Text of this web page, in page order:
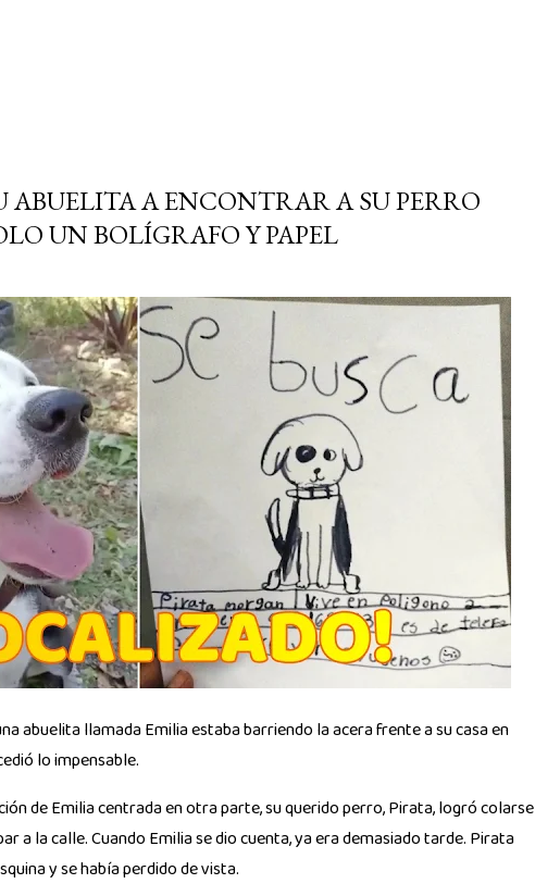
ABUELITA A ENCONTRAR A SU PERRO
UN BOLÍGRAFO Y PAPEL
abuelita llamada Emilia estaba barriendo la acera frente a su casa en
lo impensable.
de Emilia centrada en otra parte, su querido perro, Pirata, logró colarse
a la calle. Cuando Emilia se dio cuenta, ya era demasiado tarde. Pirata
y se había perdido de vista.